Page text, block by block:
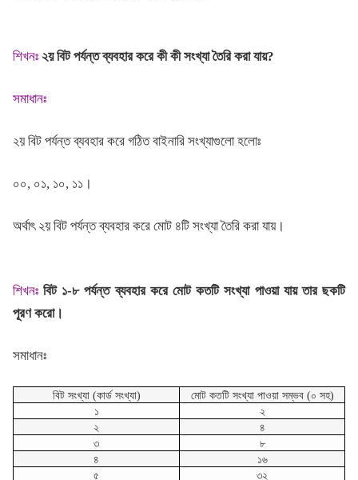
শিখনঃ ২য় বিট পর্যন্ত ব্যবহার করে কী কী সংখ্যা তৈরি করা যায়?
সমাধানঃ
২য় বিট পর্যন্ত ব্যবহার করে গঠিত বাইনারি সংখ্যাগুলো হলোঃ
০০, ০১, ১০, ১১।
অর্থাৎ ২য় বিট পর্যন্ত ব্যবহার করে মোট ৪টি সংখ্যা তৈরি করা যায়।
শিখনঃ বিট ১-৮ পর্যন্ত ব্যবহার করে মোট কতটি সংখ্যা পাওয়া যায় তার ছকটি
পূরণ করো।
সমাধানঃ
বিট সংখ্যা (কার্ড সংখ্যা)
মোট কতটি সংখ্যা পাওয়া সম্ভব (০ সহ)
১
২
২
৪
৩
৮
৪
১৬
৫
৩২